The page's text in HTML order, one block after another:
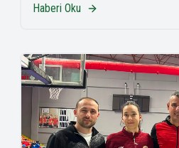
Haberi Oku